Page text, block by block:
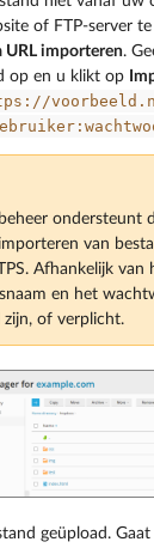
of FTP-server
URL importeren.
op en u klikt op
ondersteunt
van
Afhankelijk
en het
of verplicht.
geüpload.